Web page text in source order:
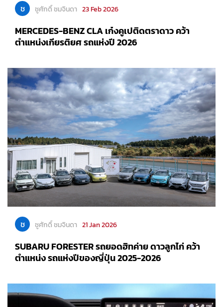
ช ชูศักดิ์ ชมจินดา 23 Feb 2026
MERCEDES-BENZ CLA เก๋งคูเปติดตราดาว คว้า
ตำแหน่งเกียรติยศ รถแห่งปี 2026
ช ชูศักดิ์ ชมจินดา 21 Jan 2026
SUBARU FORESTER รถยอดฮิทค่าย ดาวลูกไก่ คว้า
ตำแหน่ง รถแห่งปีของญี่ปุ่น 2025-2026